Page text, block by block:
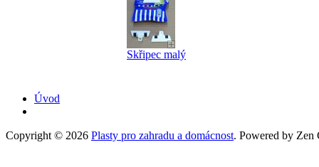
Skřipec malý
Úvod
Copyright © 2026 Plasty pro zahradu a domácnost. Powered by Zen